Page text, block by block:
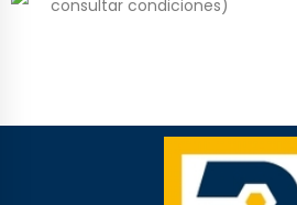
consultar condiciones)